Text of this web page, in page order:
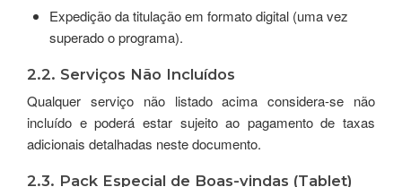
Expedição da titulação em formato digital (uma vez
superado o programa).
2.2. Serviços Não Incluídos
Qualquer serviço não listado acima considera-se não
incluído e poderá estar sujeito ao pagamento de taxas
adicionais detalhadas neste documento.
2.3. Pack Especial de Boas-vindas (Tablet)